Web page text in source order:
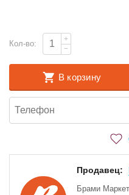
Кол-во:
+
−
В корзину
Продавец:
Брами